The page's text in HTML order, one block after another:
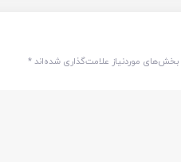
بخش‌های موردنیاز علامت‌گذاری شده‌اند*